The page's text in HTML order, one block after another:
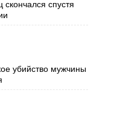
спустя
убийство мужчины